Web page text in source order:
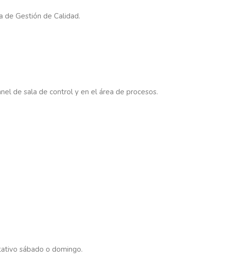
de Gestión de Calidad.
de sala de control y en el área de procesos.
sábado o domingo.